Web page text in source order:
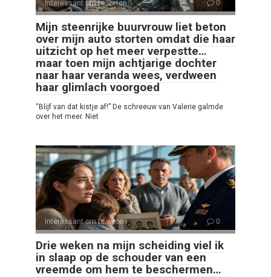
Interessant om te weten 0
Mijn steenrijke buurvrouw liet beton
over mijn auto storten omdat die haar
uitzicht op het meer verpestte…
maar toen mijn achtjarige dochter
naar haar veranda wees, verdween
haar glimlach voorgoed
“Blijf van dat kistje af!” De schreeuw van Valerie galmde
over het meer. Niet
Interessant om te weten 0
Drie weken na mijn scheiding viel ik
in slaap op de schouder van een
vreemde om hem te beschermen…